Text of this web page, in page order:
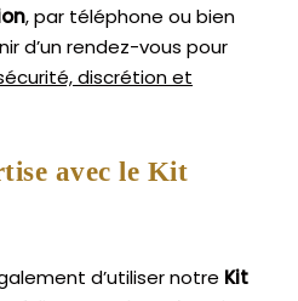
, par téléphone ou bien
d’un rendez-vous pour
discrétion et
avec le Kit
d’utiliser notre Kit